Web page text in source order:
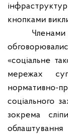
кнопками
«соціальне
мережах
нормативно-
соціального
зокрема
облаштування